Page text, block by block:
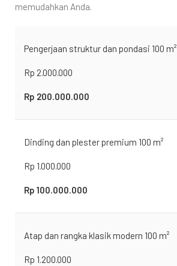
memudahkan Anda.
Pengerjaan struktur dan pondasi 100 m²
Rp 2.000.000
Rp 200.000.000
Dinding dan plester premium 100 m²
Rp 1.000.000
Rp 100.000.000
Atap dan rangka klasik modern 100 m²
Rp 1.200.000